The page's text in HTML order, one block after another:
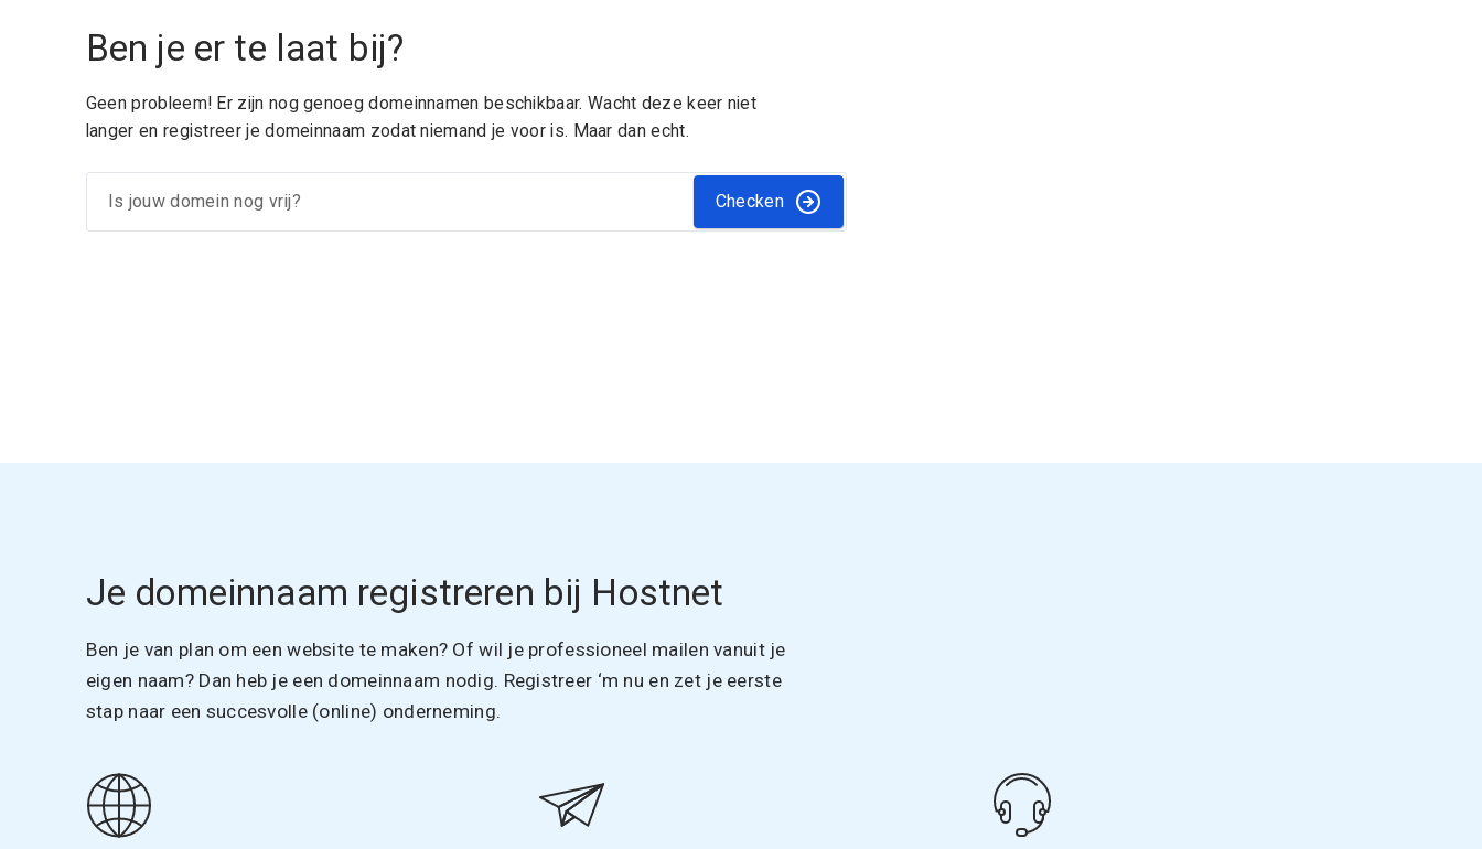
Ben je er te laat bij?
Geen probleem! Er zijn nog genoeg domeinnamen beschikbaar. Wacht deze keer niet
langer en registreer je domeinnaam zodat niemand je voor is. Maar dan echt.
Checken
Je domeinnaam registreren bij Hostnet
Ben je van plan om een website te maken? Of wil je professioneel mailen vanuit je
eigen naam? Dan heb je een domeinnaam nodig. Registreer ‘m nu en zet je eerste
stap naar een succesvolle (online) onderneming.